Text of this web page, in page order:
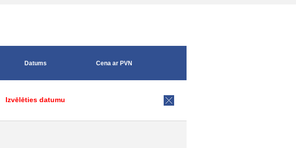
Datums Cena ar PVN
Izvēlēties datumu